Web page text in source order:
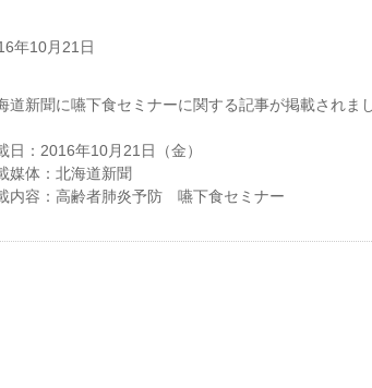
年10月21日
道新聞に嚥下食セミナーに関する記事が掲載されまし
日：2016年10月21日（金）
媒体：北海道新聞
内容：高齢者肺炎予防 嚥下食セミナー